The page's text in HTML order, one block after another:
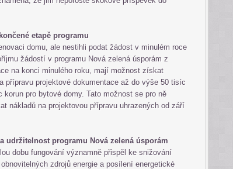
etapě programu
domu, ale nestihli podat žádost v minulém roce
žádostí v programu Nová zelená úsporám z
na konci minulého roku, mají možnost získat
přípravu projektové dokumentace až do výše 50 tisíc
korun pro bytové domy. Tato možnost se pro ně
nákladů na projektovou přípravu uhrazených od září
udržitelnost programu Nová zelená úsporám
dobu fungování významně přispěl ke snižování
zdrojů energie a posílení energetické